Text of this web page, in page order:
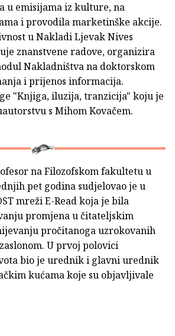
u emisijama iz kulture, na
i provodila marketinške akcije.
u Nakladi Ljevak Nives
znanstvene radove, organizira
Nakladništva na doktorskom
i prijenos informacija.
"Knjiga, iluzija, tranzicija" koju je
s Mihom Kovačem.
na Filozofskom fakultetu u
pet godina sudjelovao je u
mreži E-Read koja je bila
promjena u čitateljskim
pročitanoga uzrokovanih
U prvoj polovici
bio je urednik i glavni urednik
kućama koje su objavljivale